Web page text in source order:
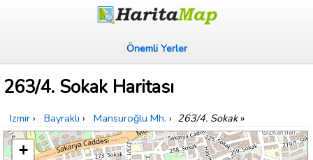
Önemli Yerler
263/4. Sokak Haritası
Izmir › Bayraklı › Mansuroğlu Mh. › 263/4. Sokak»
+